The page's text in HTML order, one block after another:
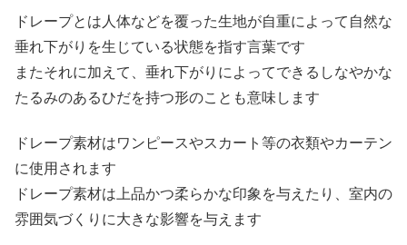
ドレープとは人体などを覆った生地が自重によって自然な
垂れ下がりを生じている状態を指す言葉です
またそれに加えて、垂れ下がりによってできるしなやかな
たるみのあるひだを持つ形のことも意味します
ドレープ素材はワンピースやスカート等の衣類やカーテン
に使用されます
ドレープ素材は上品かつ柔らかな印象を与えたり、室内の
雰囲気づくりに大きな影響を与えます